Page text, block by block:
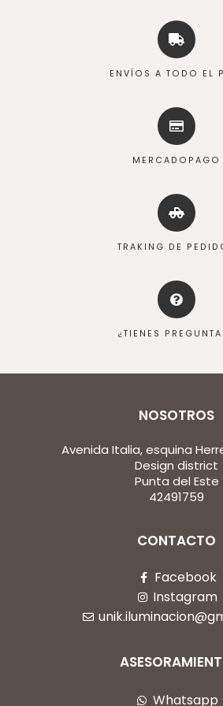
ENVÍOS A TODO EL
MERCADOPAGO
TRAKING DE
¿TIENES
NOSOTROS
Avenida Italia, esquina
Design district
Punta del Este
42491759
CONTACTO
Facebook
Instagram
Whatsapp